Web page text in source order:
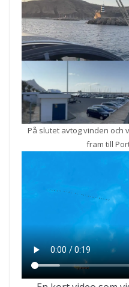
På slutet avtog vinden och
fram till